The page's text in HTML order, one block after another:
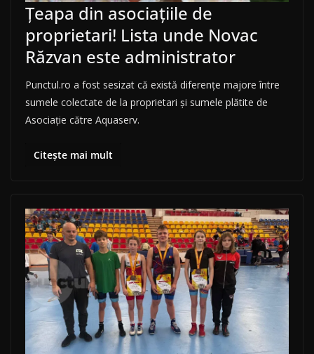
Țeapa din asociațiile de
proprietari! Lista unde Novac
Răzvan este administrator
Punctul.ro a fost sesizat că există diferențe majore între
sumele colectate de la proprietari și sumele plătite de
Asociație către Aquaserv.
Citește mai mult